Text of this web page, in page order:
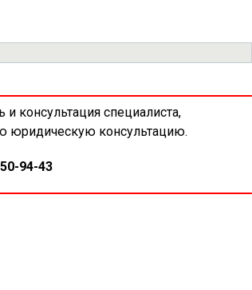
консультация специалиста,
юридическую консультацию.
94-43